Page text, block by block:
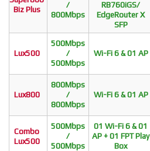
Biz Plus
/
800Mbps
RB760iGS/
EdgeRouter X
SFP
Lux500
500Mbps
/
500Mbps
Wi-Fi 6 & 01 AP
Lux800
800Mbps
/
800Mbps
Wi-Fi 6 & 01 AP
Combo
Lux500
500Mbps
/
500Mbps
01 Wi-Fi 6 & 01
AP + 01 FPT Play
Box